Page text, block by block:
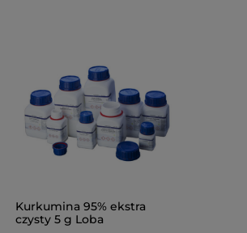
Kurkumina 95% ekstra
czysty 5 g Loba